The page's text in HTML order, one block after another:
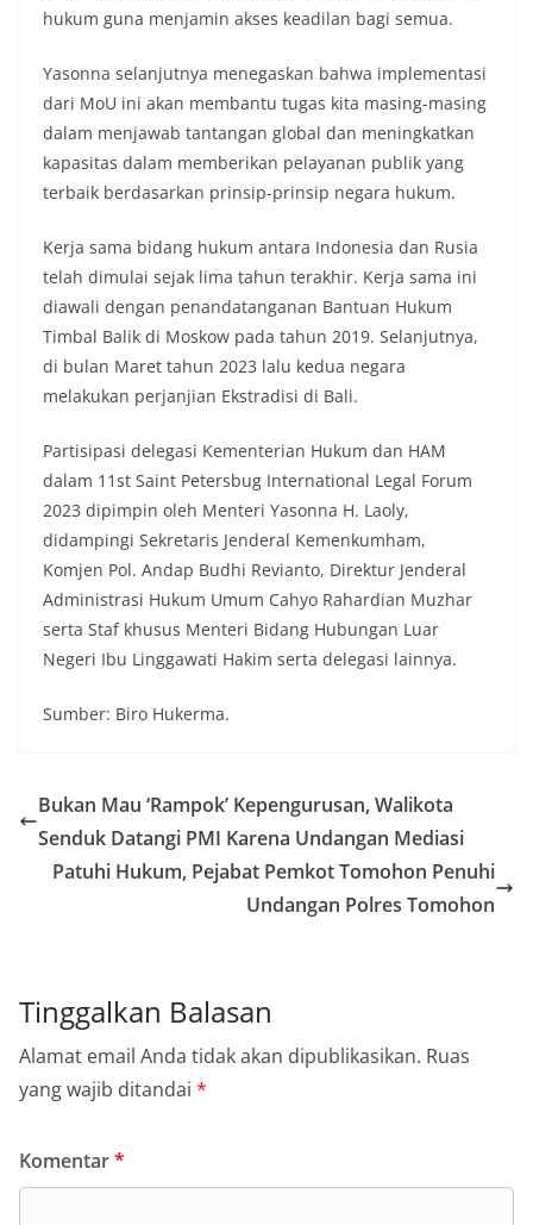
hukum guna menjamin akses keadilan bagi semua.
Yasonna selanjutnya menegaskan bahwa implementasi
dari MoU ini akan membantu tugas kita masing-masing
dalam menjawab tantangan global dan meningkatkan
kapasitas dalam memberikan pelayanan publik yang
terbaik berdasarkan prinsip-prinsip negara hukum.
Kerja sama bidang hukum antara Indonesia dan Rusia
telah dimulai sejak lima tahun terakhir. Kerja sama ini
diawali dengan penandatanganan Bantuan Hukum
Timbal Balik di Moskow pada tahun 2019. Selanjutnya,
di bulan Maret tahun 2023 lalu kedua negara
melakukan perjanjian Ekstradisi di Bali.
Partisipasi delegasi Kementerian Hukum dan HAM
dalam 11st Saint Petersbug International Legal Forum
2023 dipimpin oleh Menteri Yasonna H. Laoly,
didampingi Sekretaris Jenderal Kemenkumham,
Komjen Pol. Andap Budhi Revianto, Direktur Jenderal
Administrasi Hukum Umum Cahyo Rahardian Muzhar
serta Staf khusus Menteri Bidang Hubungan Luar
Negeri Ibu Linggawati Hakim serta delegasi lainnya.
Sumber: Biro Hukerma.
Bukan Mau ‘Rampok’ Kepengurusan, Walikota
Senduk Datangi PMI Karena Undangan Mediasi
Patuhi Hukum, Pejabat Pemkot Tomohon Penuhi
Undangan Polres Tomohon
Tinggalkan Balasan
Alamat email Anda tidak akan dipublikasikan. Ruas
yang wajib ditandai *
Komentar*